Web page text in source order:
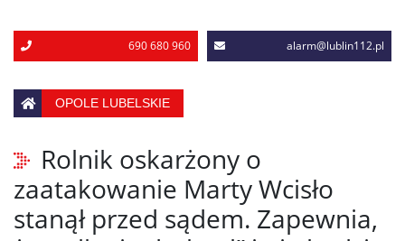
690 680 960 alarm@lublin112.pl
OPOLE LUBELSKIE
Rolnik oskarżony o
zaatakowanie Marty Wcisło
stanął przed sądem. Zapewnia,